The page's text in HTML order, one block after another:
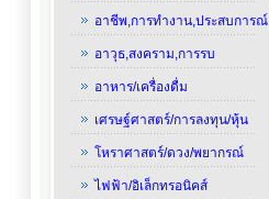
อาชีพ,การทำงาน,ประสบการณ์
อาวุธ,สงคราม,การรบ
อาหาร/เครื่องดื่ม
เศรษฐ์ศาสตร์/การลงทุน/หุ้น
โหราศาสตร์/ดวง/พยากรณ์
ไฟฟ้า/อิเล็กทรอนิคส์